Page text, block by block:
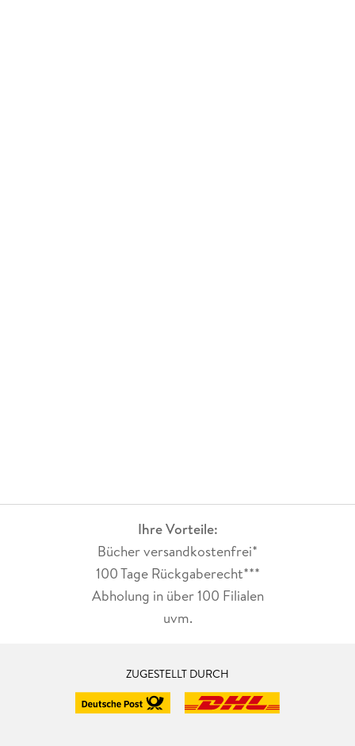
Ihre Vorteile:
Bücher versandkostenfrei*
100 Tage Rückgaberecht***
Abholung in über 100 Filialen
uvm.
ZUGESTELLT DURCH